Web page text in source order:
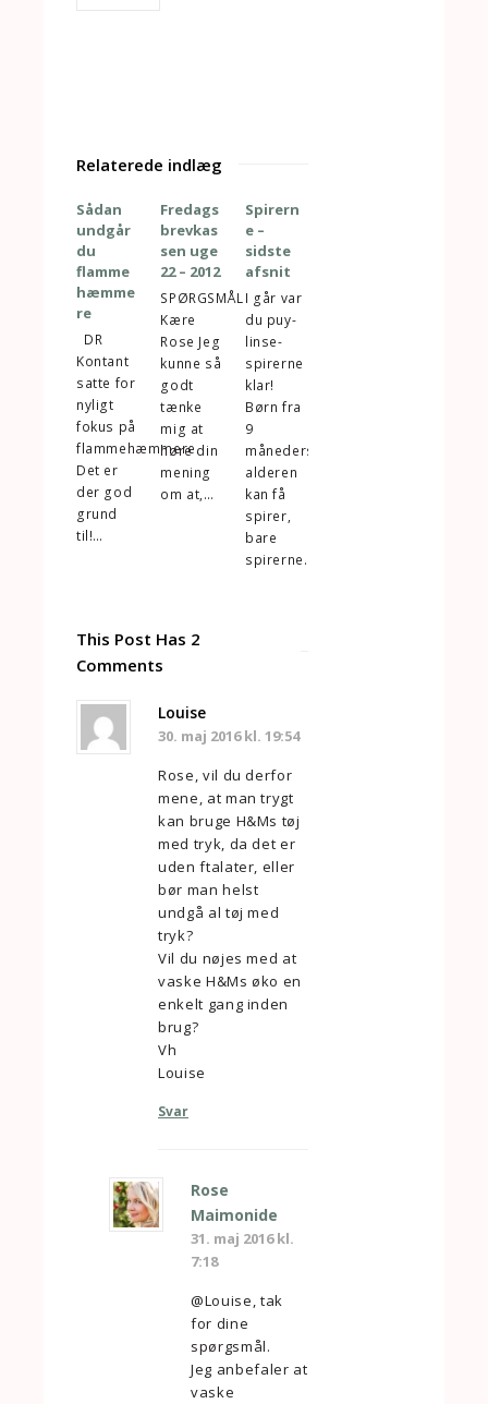
Relaterede indlæg
Sådan
undgår
du
flamme
hæmme
re
DR
Kontant
satte for
nyligt
fokus på
flammehæmmere.
Det er
der god
grund
til!…
Fredags
brevkas
sen uge
22 – 2012
SPØRGSMÅL
Kære
Rose Jeg
kunne så
godt
tænke
mig at
høre din
mening
om at,…
Spirern
e –
sidste
afsnit
I går var
du puy-
linse-
spirerne
klar!
Børn fra
9
måneders-
alderen
kan få
spirer,
bare
spirerne…
This Post Has 2
Comments
Louise
30. maj 2016 kl. 19:54
Rose, vil du derfor
mene, at man trygt
kan bruge H&Ms tøj
med tryk, da det er
uden ftalater, eller
bør man helst
undgå al tøj med
tryk?
Vil du nøjes med at
vaske H&Ms øko en
enkelt gang inden
brug?
Vh
Louise
Svar
Rose
Maimonide
31. maj 2016 kl.
7:18
@Louise, tak
for dine
spørgsmål.
Jeg anbefaler at
vaske